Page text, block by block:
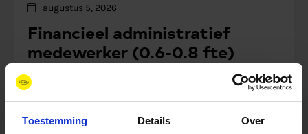
Toestemming Details Over
augustus 5, 2026
Financieel administratief
medewerker (0.6-0.8 fte)